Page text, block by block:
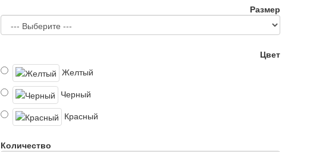
Размер
Цвет
Желтый
Черный
Красный
Количество